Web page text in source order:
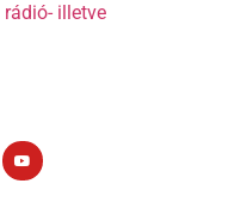
rádió- illetve